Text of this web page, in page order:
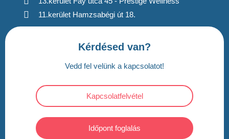
11.kerület Hamzsabégi út 18.
Kérdésed van?
Vedd fel velünk a kapcsolatot!
Kapcsolatfelvétel
Időpont foglalás